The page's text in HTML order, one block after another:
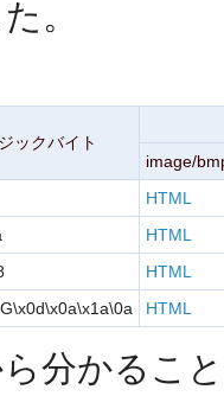
。
ックバイト
image/
HTML
HTML
HTML
HTML
分かるこ